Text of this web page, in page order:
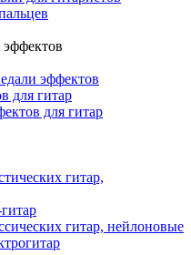
эффектов
для гитар
для гитар
гитар,
гитар, нейлоновые